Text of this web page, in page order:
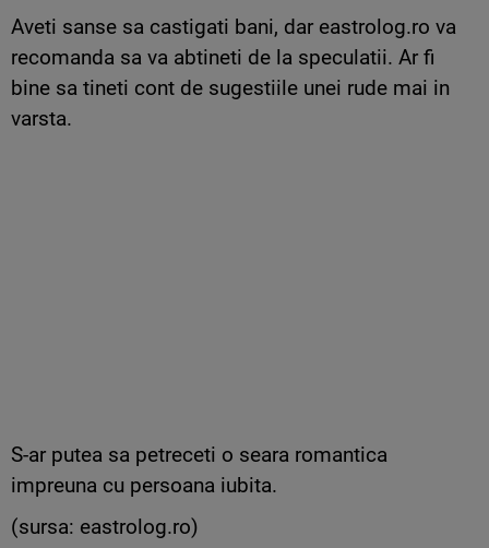
Aveti sanse sa castigati bani, dar eastrolog.ro va
recomanda sa va abtineti de la speculatii. Ar fi
bine sa tineti cont de sugestiile unei rude mai in
varsta.
S-ar putea sa petreceti o seara romantica
impreuna cu persoana iubita.
(sursa: eastrolog.ro)